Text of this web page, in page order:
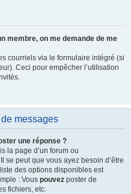
membre, on me demande de me
courriels via le formulaire intégré (si
Ceci pour empêcher l’utilisation
messages
une réponse ?
la page d’un forum ou
se peut que vous ayez besoin d’être
des options disponibles est
: Vous pouvez poster de
fichiers, etc.